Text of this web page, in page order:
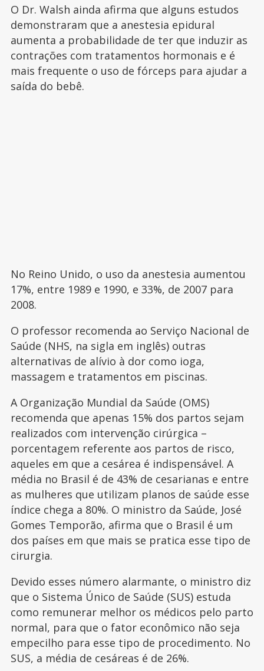
O Dr. Walsh ainda afirma que alguns estudos
demonstraram que a anestesia epidural
aumenta a probabilidade de ter que induzir as
contrações com tratamentos hormonais e é
mais frequente o uso de fórceps para ajudar a
saída do bebê.
No Reino Unido, o uso da anestesia aumentou
17%, entre 1989 e 1990, e 33%, de 2007 para
2008.
O professor recomenda ao Serviço Nacional de
Saúde (NHS, na sigla em inglês) outras
alternativas de alívio à dor como ioga,
massagem e tratamentos em piscinas.
A Organização Mundial da Saúde (OMS)
recomenda que apenas 15% dos partos sejam
realizados com intervenção cirúrgica –
porcentagem referente aos partos de risco,
aqueles em que a cesárea é indispensável. A
média no Brasil é de 43% de cesarianas e entre
as mulheres que utilizam planos de saúde esse
índice chega a 80%. O ministro da Saúde, José
Gomes Temporão, afirma que o Brasil é um
dos países em que mais se pratica esse tipo de
cirurgia.
Devido esses número alarmante, o ministro diz
que o Sistema Único de Saúde (SUS) estuda
como remunerar melhor os médicos pelo parto
normal, para que o fator econômico não seja
empecilho para esse tipo de procedimento. No
SUS, a média de cesáreas é de 26%.